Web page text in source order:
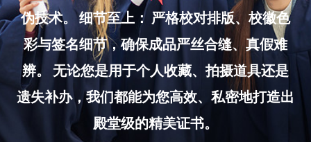
伪技术。 细节至上： 严格校对排版、校徽色
彩与签名细节，确保成品严丝合缝、真假难
辨。 无论您是用于个人收藏、拍摄道具还是
遗失补办，我们都能为您高效、私密地打造出
殿堂级的精美证书。